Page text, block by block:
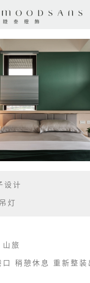
设计
灯
旅
口 稍憩休息 重新整装